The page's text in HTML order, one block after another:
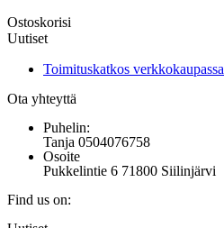
Ostoskorisi
Uutiset
Toimituskatkos verkkokaupassa
Ota yhteyttä
Puhelin:
Tanja 0504076758
Osoite
Pukkelintie 6 71800 Siilinjärvi
Find us on: